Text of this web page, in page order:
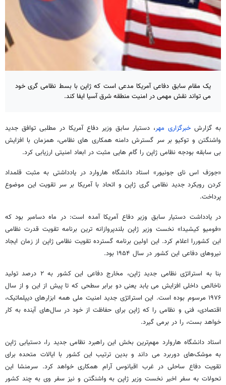
یک مقام سابق دفاعی آمریکا مدعی است که ژاپن با بسط نظامی گری خود
می تواند نقش مهمی در امنیت منطقه شرق آسیا ایفا کند.
به گزارش خبرگزاری مهر، دستیار سابق وزیر دفاع آمریکا در مطلبی توافق جدید
واشنگتن و توکیو بر سر گسترش دامنه همکاری های نظامی، همزمان با افزایش
بی سابقه بودجه نظامی ژاپن را گام هایی مثبت در ابعاد امنیتی ارزیابی کرد.
«جوزف اس نای جونیور» استاد دانشگاه هاروارد در یادداشتی به مثبت قلمداد
کردن رویکرد جدید نظامی گری ژاپن و اتحاد با آمریکا بر سر تقویت این موضوع
پرداخت.
در یادداشت دستیار سابق وزیر دفاع آمریکا آمده است: در ماه دسامبر بود که
«فومیو کیشیدا» نخست وزیر ژاپن بلندپروازانه ترین برنامه تقویت قدرت نظامی
این کشوررا اعلام کرد. این اولین برنامه گسترده تقویت نظامی ژاپن از زمان ایجاد
نیروهای دفاعی این کشور در سال ۱۹۵۴ بود.
بنا به استراتژی نظامی جدید ژاپن، مخارج دفاعی این کشور به ۲ درصد تولید
ناخالص داخلی افزایش می یابد یعنی دو برابر سطحی که تا پیش از این و از سال
۱۹۷۶ مرسوم بوده است. این استراتژی جدید امنیت ملی همه ابزارهای دیپلماتیک،
اقتصادی، فنی و نظامی را که ژاپن برای حفاظت از خود در سال‌های آینده به کار
خواهد بست، را در برمی گیرد.
استاد دانشگاه هاروارد مهم‌ترین بخش این راهبرد نظامی جدید را، دستیابی ژاپن
به موشک‌های دوربرد می داند و بدین ترتیب این کشور با ایالات متحده برای
تقویت دفاع ساحلی در غرب اقیانوس آرام همکاری خواهد کرد. سرمنشا این
تحولات به سفر اخیر نخست وزیر ژاپن به واشنگتن و نیز سفر وی به چند کشور